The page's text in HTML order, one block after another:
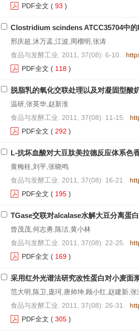
PDF全文 ( 93 )
Clostridium scindens ATCC35704中
邢庆超,沐万孟,江波,周榴明,张涛
食品与发酵工业. 2011, 37(08): 6-10.
PDF全文 ( 118 )
脱脂乳的氧化交联处理以及对凝固型酸
温研,张英华,赵新淮
食品与发酵工业. 2011, 37(08): 11-15.
PDF全文 ( 292 )
L-抗坏血酸对大豆肽美拉德反应体系色
黄梅桂,刘平,张晓鸣
食品与发酵工业. 2011, 37(08): 16-21.
PDF全文 ( 195 )
TGase交联对alcalase水解大豆分离蛋
曾茂茂,何志勇,陈洁,黄小林
食品与发酵工业. 2011, 37(08): 22-25.
PDF全文 ( 169 )
采用红外光谱法研究改性蛋白对小麦面
范大明,陈卫,庞珂,唐帅坤,顾小红,赵建新,张
食品与发酵工业. 2011, 37(08): 26-31.
PDF全文 ( 305 )